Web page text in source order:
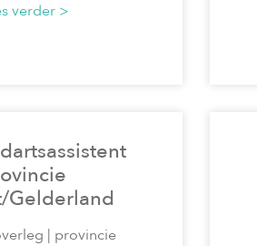
verder >
Gelderland
| provincie